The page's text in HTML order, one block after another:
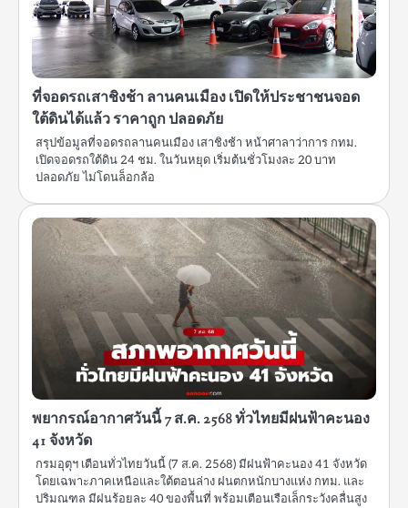
ที่จอดรถเสาชิงช้า ลานคนเมือง เปิดให้ประชาชนจอด
ใต้ดินได้แล้ว ราคาถูก ปลอดภัย
สรุปข้อมูลที่จอดรถลานคนเมือง เสาชิงช้า หน้าศาลาว่าการ กทม.
เปิดจอดรถใต้ดิน 24 ชม. ในวันหยุด เริ่มต้นชั่วโมงละ 20 บาท
ปลอดภัย ไม่โดนล็อกล้อ
พยากรณ์อากาศวันนี้ 7 ส.ค. 2568 ทั่วไทยมีฝนฟ้าคะนอง
41 จังหวัด
กรมอุตุฯ เตือนทั่วไทยวันนี้ (7 ส.ค. 2568) มีฝนฟ้าคะนอง 41 จังหวัด
โดยเฉพาะภาคเหนือและใต้ตอนล่าง ฝนตกหนักบางแห่ง กทม. และ
ปริมณฑล มีฝนร้อยละ 40 ของพื้นที่ พร้อมเตือนเรือเล็กระวังคลื่นสูง